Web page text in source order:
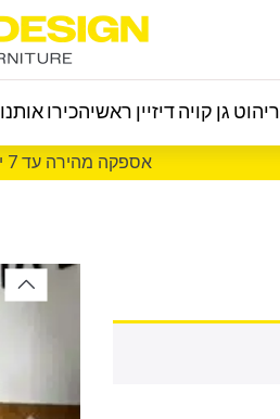
ריהוט גן קויה דיזיין ראשיהכירו אותנו
אספקה מהירה עד 7 ימי עסקים. ואולי הרבה לפני...